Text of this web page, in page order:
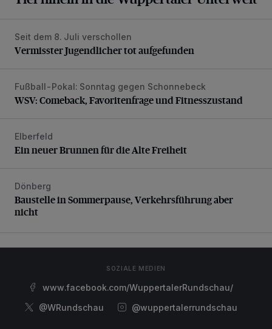
Vermisster Jugendlicher tot aufgefunden
Seit dem 8. Juli verschollen
Vermisster Jugendlicher tot aufgefunden
WSV: Comeback, Favoritenfrage und Fitnesszustand
Fußball-Pokal: Sonntag gegen Schonnebeck
WSV: Comeback, Favoritenfrage und Fitnesszustand
Ein neuer Brunnen für die Alte Freiheit
Elberfeld
Ein neuer Brunnen für die Alte Freiheit
Baustelle in Sommerpause, Verkehrsführung aber nicht
Dönberg
Baustelle in Sommerpause, Verkehrsführung aber
nicht
SOZIALE MEDIEN
www.facebook.com/WuppertalerRundschau/
@WRundschau
@wuppertalerrundschau